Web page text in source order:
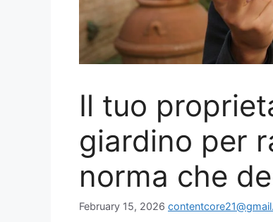
Il tuo
giardino per
norma che
February 15, 2026